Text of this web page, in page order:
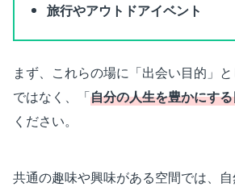
旅行やアウトドアイベント
まず、これらの場に「出会い目的」
ではなく、「自分の人生を豊かにす
ください。
共通の趣味や興味がある空間では、自